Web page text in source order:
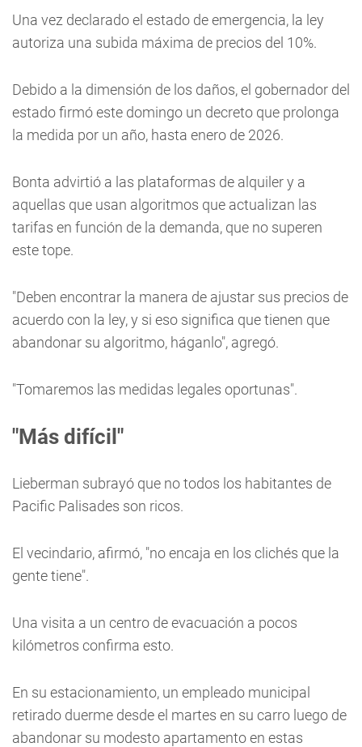
Una vez declarado el estado de emergencia, la ley
autoriza una subida máxima de precios del 10%.
Debido a la dimensión de los daños, el gobernador del
estado firmó este domingo un decreto que prolonga
la medida por un año, hasta enero de 2026.
Bonta advirtió a las plataformas de alquiler y a
aquellas que usan algoritmos que actualizan las
tarifas en función de la demanda, que no superen
este tope.
"Deben encontrar la manera de ajustar sus precios de
acuerdo con la ley, y si eso significa que tienen que
abandonar su algoritmo, háganlo", agregó.
"Tomaremos las medidas legales oportunas".
"Más difícil"
Lieberman subrayó que no todos los habitantes de
Pacific Palisades son ricos.
El vecindario, afirmó, "no encaja en los clichés que la
gente tiene".
Una visita a un centro de evacuación a pocos
kilómetros confirma esto.
En su estacionamiento, un empleado municipal
retirado duerme desde el martes en su carro luego de
abandonar su modesto apartamento en estas